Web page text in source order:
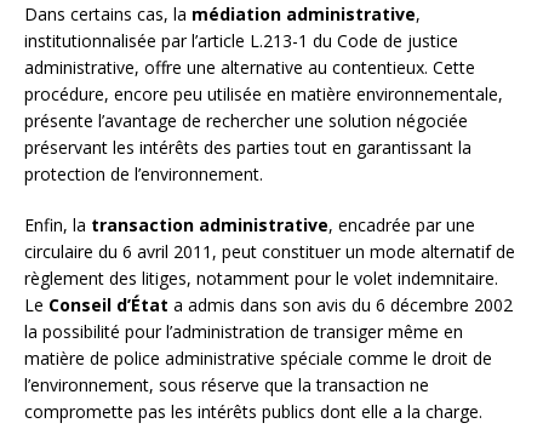
Dans certains cas, la médiation administrative,
institutionnalisée par l’article L.213-1 du Code de justice
administrative, offre une alternative au contentieux. Cette
procédure, encore peu utilisée en matière environnementale,
présente l’avantage de rechercher une solution négociée
préservant les intérêts des parties tout en garantissant la
protection de l’environnement.
Enfin, la transaction administrative, encadrée par une
circulaire du 6 avril 2011, peut constituer un mode alternatif de
règlement des litiges, notamment pour le volet indemnitaire.
Le Conseil d’État a admis dans son avis du 6 décembre 2002
la possibilité pour l’administration de transiger même en
matière de police administrative spéciale comme le droit de
l’environnement, sous réserve que la transaction ne
compromette pas les intérêts publics dont elle a la charge.